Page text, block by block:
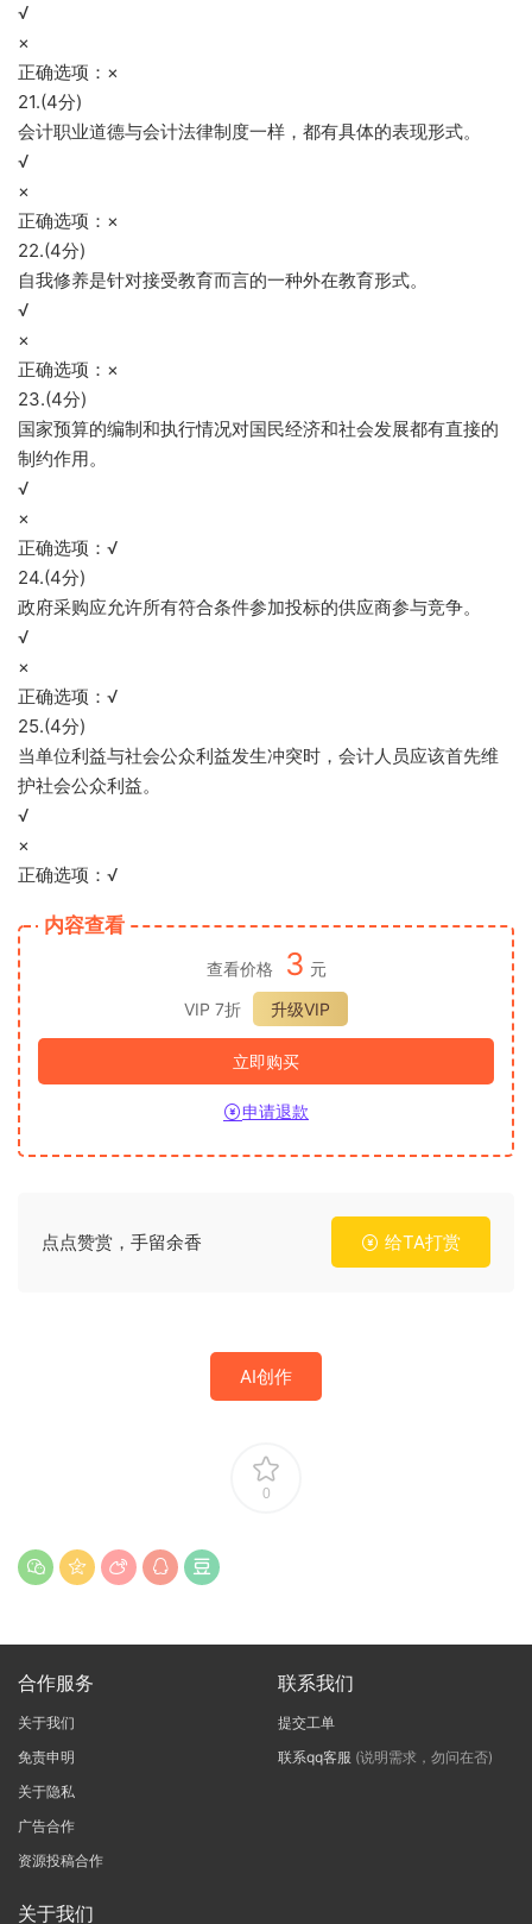
√
×
正确选项：×
21.(4分)
会计职业道德与会计法律制度一样，都有具体的表现形式。
√
×
正确选项：×
22.(4分)
自我修养是针对接受教育而言的一种外在教育形式。
√
×
正确选项：×
23.(4分)
国家预算的编制和执行情况对国民经济和社会发展都有直接的
制约作用。
√
×
正确选项：√
24.(4分)
政府采购应允许所有符合条件参加投标的供应商参与竞争。
√
×
正确选项：√
25.(4分)
当单位利益与社会公众利益发生冲突时，会计人员应该首先维
护社会公众利益。
√
×
正确选项：√
内容查看
查看价格 3 元
VIP 7折
升级VIP
立即购买
申请退款
点点赞赏，手留余香 给TA打赏
AI创作
0
合作服务
关于我们
免责申明
关于隐私
广告合作
资源投稿合作
联系我们
提交工单
联系qq客服 (说明需求，勿问在否)
关于我们